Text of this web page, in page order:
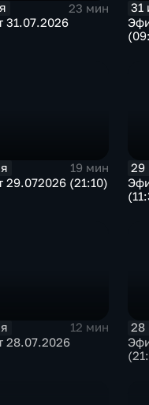
23 мин
31.07.2026
31
19 мин
29.072026 (21:10)
29
12 мин
28.07.2026
28